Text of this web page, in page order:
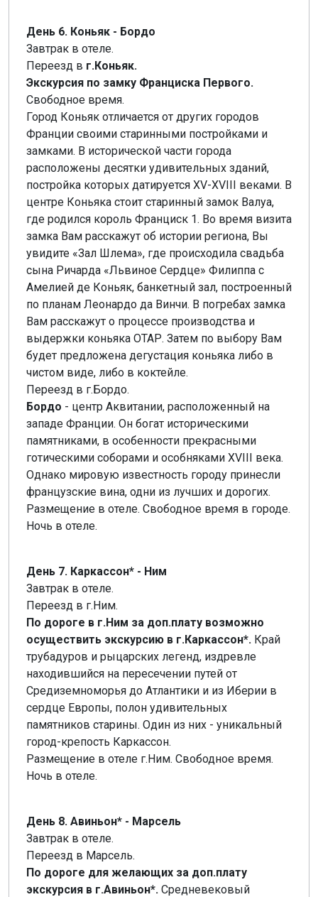
День 6. Коньяк - Бордо
Завтрак в отеле.
Переезд в г.Коньяк.
Экскурсия по замку Франциска Первого.
Свободное время.
Город Коньяк отличается от других городов
Франции своими старинными постройками и
замками. В исторической части города
расположены десятки удивительных зданий,
постройка которых датируется XV-XVIII веками. В
центре Коньяка стоит старинный замок Валуа,
где родился король Франциск 1. Во время визита
замка Вам расскажут об истории региона, Вы
увидите «Зал Шлема», где происходила свадьба
сына Ричарда «Львиное Сердце» Филиппа с
Амелией де Коньяк, банкетный зал, построенный
по планам Леонардо да Винчи. В погребах замка
Вам расскажут о процессе производства и
выдержки коньяка ОТАР. Затем по выбору Вам
будет предложена дегустация коньяка либо в
чистом виде, либо в коктейле.
Переезд в г.Бордо.
Бордо - центр Аквитании, расположенный на
западе Франции. Он богат историческими
памятниками, в особенности прекрасными
готическими соборами и особняками XVIII века.
Однако мировую известность городу принесли
французские вина, одни из лучших и дорогих.
Размещение в отеле. Свободное время в городе.
Ночь в отеле.
День 7. Каркассон* - Ним
Завтрак в отеле.
Переезд в г.Ним.
По дороге в г.Ним за доп.плату возможно
осуществить экскурсию в г.Каркассон*. Край
трубадуров и рыцарских легенд, издревле
находившийся на пересечении путей от
Средиземноморья до Атлантики и из Иберии в
сердце Европы, полон удивительных
памятников старины. Один из них - уникальный
город-крепость Каркассон.
Размещение в отеле г.Ним. Свободное время.
Ночь в отеле.
День 8. Авиньон* - Марсель
Завтрак в отеле.
Переезд в Марсель.
По дороге для желающих за доп.плату
экскурсия в г.Авиньон*. Средневековый